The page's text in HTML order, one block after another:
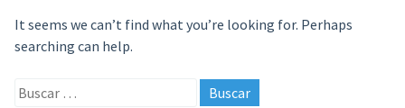
It seems we can’t find what you’re looking for. Perhaps
searching can help.
Buscar: